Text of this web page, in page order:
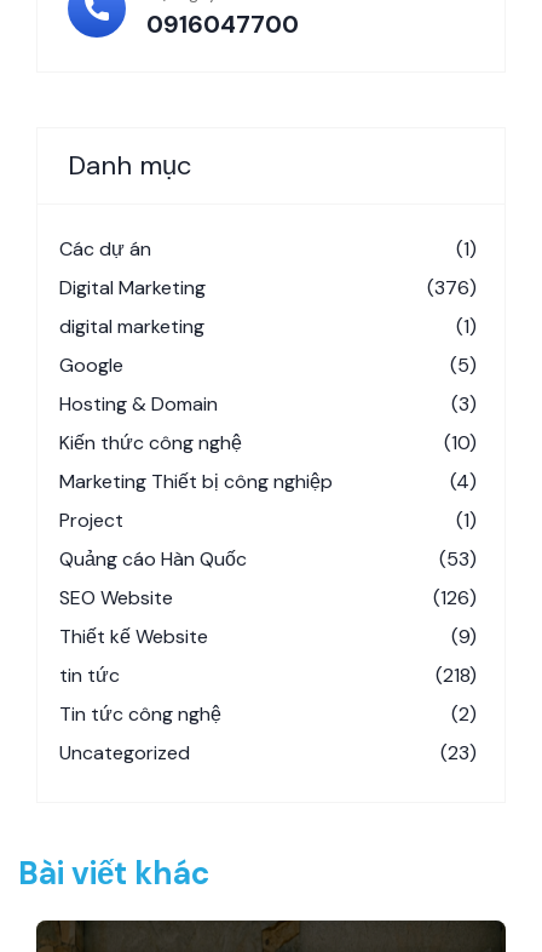
0916047700
Danh mục
Các dự án
(1)
Digital Marketing
(376)
digital marketing
(1)
Google
(5)
Hosting & Domain
(3)
Kiến thức công nghệ
(10)
Marketing Thiết bị công nghiệp
(4)
Project
(1)
Quảng cáo Hàn Quốc
(53)
SEO Website
(126)
Thiết kế Website
(9)
tin tức
(218)
Tin tức công nghệ
(2)
Uncategorized
(23)
Bài viết khác